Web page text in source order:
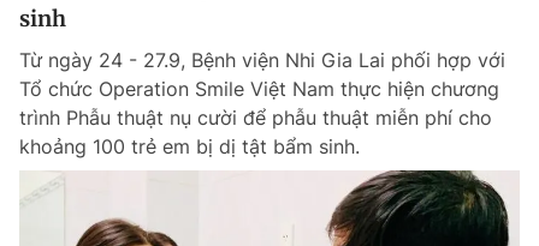
sinh
Từ ngày 24 - 27.9, Bệnh viện Nhi Gia Lai phối hợp với
Tổ chức Operation Smile Việt Nam thực hiện chương
trình Phẫu thuật nụ cười để phẫu thuật miễn phí cho
khoảng 100 trẻ em bị dị tật bẩm sinh.